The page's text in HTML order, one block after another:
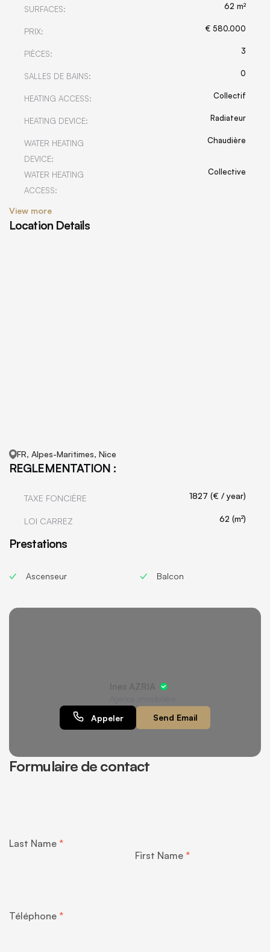
SURFACES: 62 m²
PRIX: € 580.000
PIÈCES: 3
SALLES DE BAINS: 0
HEATING ACCESS: Collectif
HEATING DEVICE: Radiateur
WATER HEATING
DEVICE:
Chaudière
WATER HEATING
ACCESS:
Collective
View more
Location Details
FR, Alpes-Maritimes, Nice
REGLEMENTATION :
TAXE FONCIÈRE 1827 (€ / year)
LOI CARREZ 62 (m²)
Prestations
Ascenseur Balcon
Appeler Send Email
Formulaire de contact
Last Name
First Name
Téléphone